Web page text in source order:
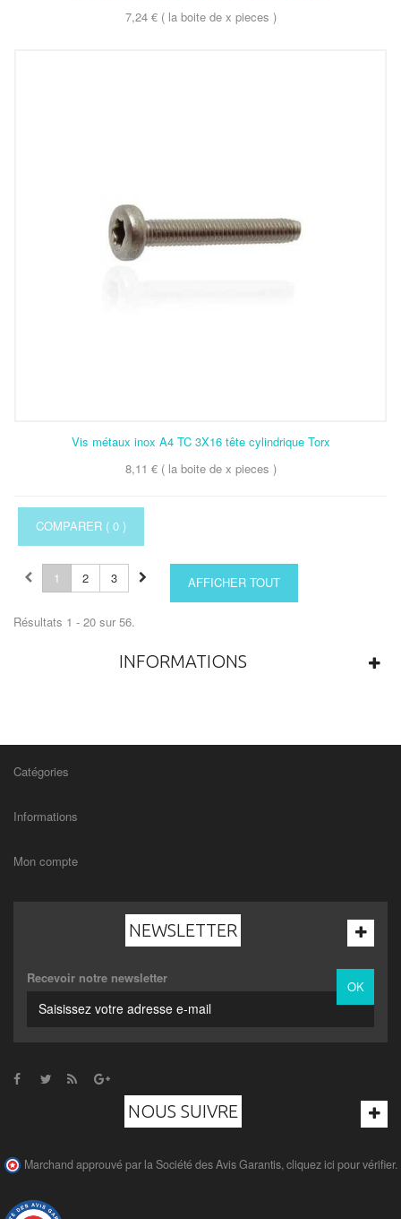
7,24 € ( la boite de x pieces )
Vis métaux inox A4 TC 3X16 tête cylindrique Torx
8,11 € ( la boite de x pieces )
COMPARER ( 0 )
AFFICHER TOUT
1 2 3
Résultats 1 - 20 sur 56.
INFORMATIONS
Catégories
Informations
Mon compte
NEWSLETTER
Recevoir notre newsletter
OK
NOUS SUIVRE
Marchand approuvé par la Société des Avis Garantis,cliquez ici pour vérifier.